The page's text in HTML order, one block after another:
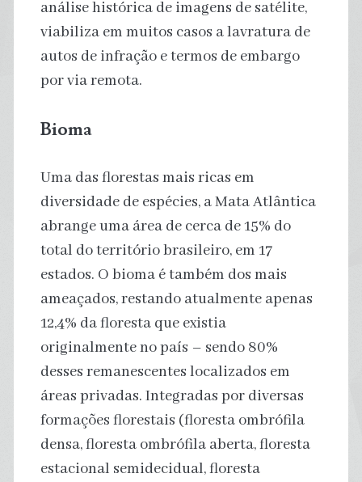
análise histórica de imagens de satélite,
viabiliza em muitos casos a lavratura de
autos de infração e termos de embargo
por via remota.
Bioma
Uma das florestas mais ricas em
diversidade de espécies, a Mata Atlântica
abrange uma área de cerca de 15% do
total do território brasileiro, em 17
estados. O bioma é também dos mais
ameaçados, restando atualmente apenas
12,4% da floresta que existia
originalmente no país – sendo 80%
desses remanescentes localizados em
áreas privadas. Integradas por diversas
formações florestais (floresta ombrófila
densa, floresta ombrófila aberta, floresta
estacional semidecidual, floresta